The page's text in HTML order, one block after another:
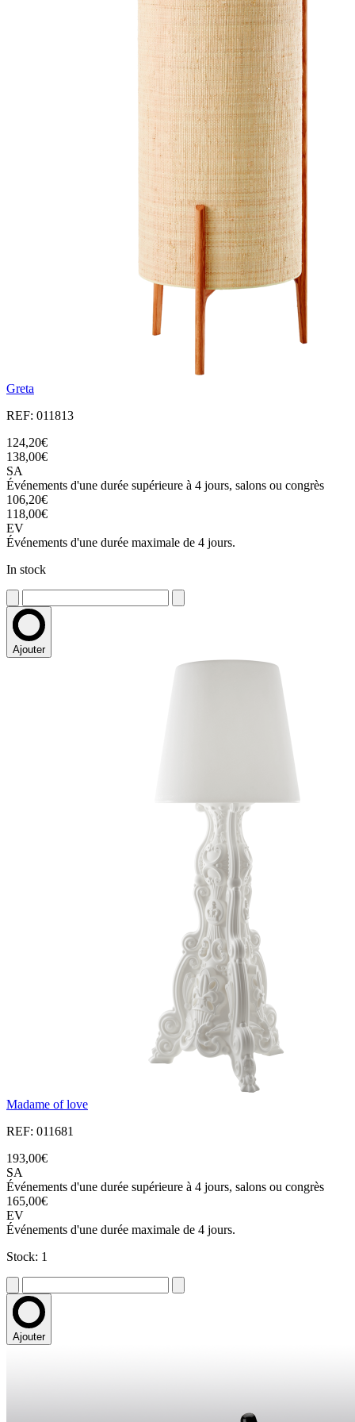
Greta
REF: 011813
124,20€
138,00€
SA
Événements d'une durée supérieure à 4 jours, salons ou congrès
106,20€
118,00€
EV
Événements d'une durée maximale de 4 jours.
In stock
Ajouter
Madame of love
REF: 011681
193,00€
SA
Événements d'une durée supérieure à 4 jours, salons ou congrès
165,00€
EV
Événements d'une durée maximale de 4 jours.
Stock: 1
Ajouter